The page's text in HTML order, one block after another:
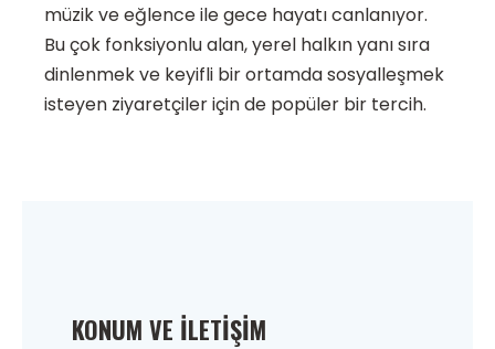
müzik ve eğlence ile gece hayatı canlanıyor.
Bu çok fonksiyonlu alan, yerel halkın yanı sıra
dinlenmek ve keyifli bir ortamda sosyalleşmek
isteyen ziyaretçiler için de popüler bir tercih.
KONUM VE İLETIŞIM